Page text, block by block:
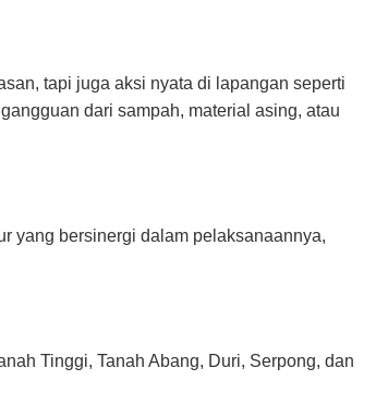
tapi juga aksi nyata di lapangan seperti
dari sampah, material asing, atau
yang bersinergi dalam pelaksanaannya,
Tinggi, Tanah Abang, Duri, Serpong, dan